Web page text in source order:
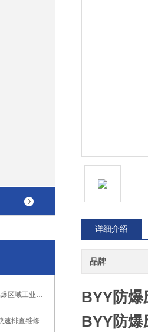
250W LED防爆泛光灯：易燃易爆区域工业固定照明装置
led防爆工厂灯频闪、不亮故障快速排查维修方法
详细介绍
品牌
BYY防爆
BYY防爆